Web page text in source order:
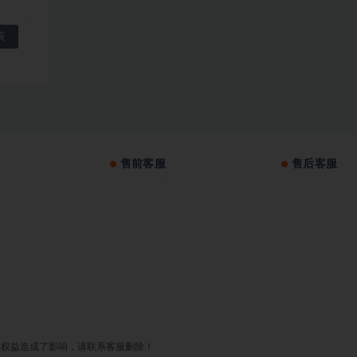
售前客服 售后客服
益造成了影响，请联系客服删除！